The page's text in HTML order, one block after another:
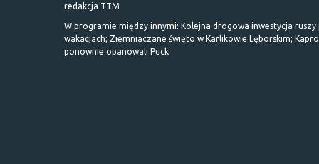
redakcja TTM
W programie między innymi: Kolejna drogowa inwestycja ruszy
wakacjach; Ziemniaczane święto w Karlikowie Lęborskim;
ponownie opanowali Puck